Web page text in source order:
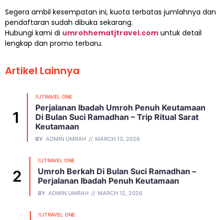
Segera ambil kesempatan ini, kuota terbatas jumlahnya dan
pendaftaran sudah dibuka sekarang.
Hubungi kami di umrohhematjtravel.com untuk detail
lengkap dan promo terbaru.
Artikel Lainnya
!!JTRAVEL ONE
Perjalanan Ibadah Umroh Penuh Keutamaan
Di Bulan Suci Ramadhan – Trip Ritual Sarat
Keutamaan
BY ADMIN UMRAH MARCH 13, 2026
!!JTRAVEL ONE
Umroh Berkah Di Bulan Suci Ramadhan –
Perjalanan Ibadah Penuh Keutamaan
BY ADMIN UMRAH MARCH 12, 2026
!!JTRAVEL ONE